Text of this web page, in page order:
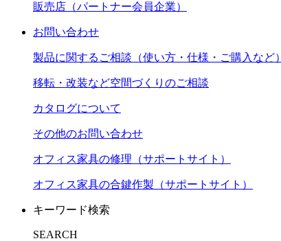
販売店（パートナー会員企業）
お問い合わせ
製品に関するご相談（使い方・仕様・ご購入など）
移転・改装など空間づくりのご相談
カタログについて
その他のお問い合わせ
オフィス家具の修理（サポートサイト）
オフィス家具の合鍵作製（サポートサイト）
キーワード検索
SEARCH